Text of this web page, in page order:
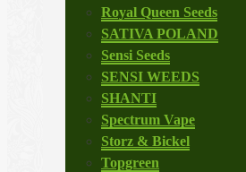
Royal Queen Seeds
SATIVA POLAND
Sensi Seeds
SENSI WEEDS
SHANTI
Spectrum Vape
Storz & Bickel
Topgreen